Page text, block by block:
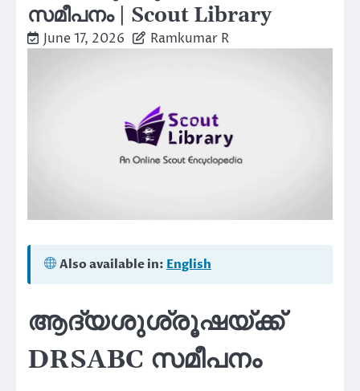
സമീപനം | Scout Library
June 17, 2026 Ramkumar R
Also available in: English
ആദ്യശുശ്രൂഷയ്ക്ക്
DRSABC സമീപനം